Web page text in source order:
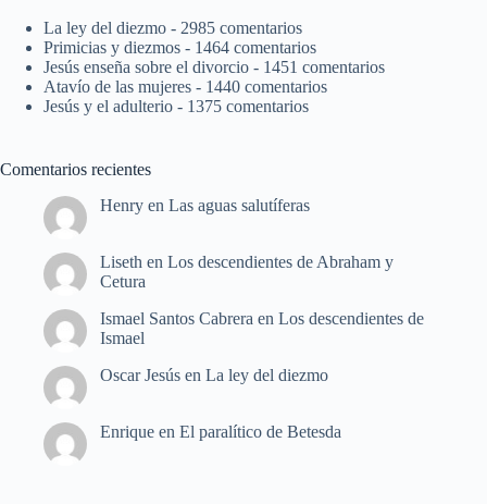
La ley del diezmo - 2985 comentarios
Primicias y diezmos - 1464 comentarios
Jesús enseña sobre el divorcio - 1451 comentarios
Atavío de las mujeres - 1440 comentarios
Jesús y el adulterio - 1375 comentarios
Comentarios recientes
Henry en Las aguas salutíferas
Liseth en Los descendientes de Abraham y
Cetura
Ismael Santos Cabrera en Los descendientes de
Ismael
Oscar Jesús en La ley del diezmo
Enrique en El paralítico de Betesda